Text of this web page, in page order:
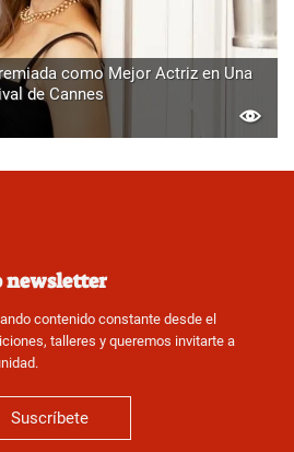
como Mejor Actriz en Una
de Cannes
newsletter
contenido constante desde el
talleres y queremos invitarte a
Suscríbete